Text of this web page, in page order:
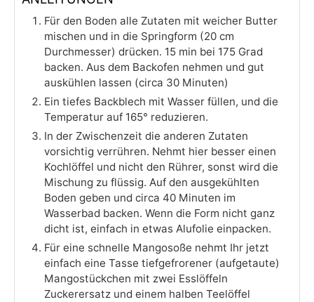
Für den Boden alle Zutaten mit weicher Butter
mischen und in die Springform (20 cm
Durchmesser) drücken. 15 min bei 175 Grad
backen. Aus dem Backofen nehmen und gut
auskühlen lassen (circa 30 Minuten)
Ein tiefes Backblech mit Wasser füllen, und die
Temperatur auf 165° reduzieren.
In der Zwischenzeit die anderen Zutaten
vorsichtig verrühren. Nehmt hier besser einen
Kochlöffel und nicht den Rührer, sonst wird die
Mischung zu flüssig. Auf den ausgekühlten
Boden geben und circa 40 Minuten im
Wasserbad backen. Wenn die Form nicht ganz
dicht ist, einfach in etwas Alufolie einpacken.
Für eine schnelle Mangosoße nehmt Ihr jetzt
einfach eine Tasse tiefgefrorener (aufgetaute)
Mangostückchen mit zwei Esslöffeln
Zuckerersatz und einem halben Teelöffel